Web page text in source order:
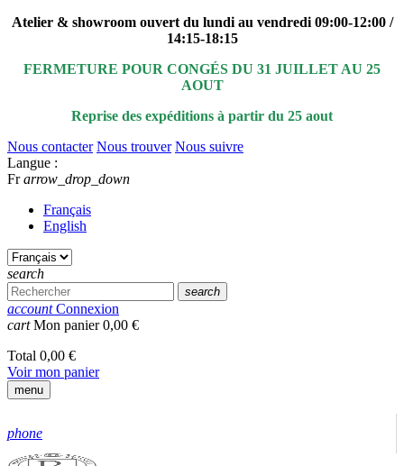
Atelier & showroom ouvert du lundi au vendredi 09:00-12:00 /
14:15-18:15
FERMETURE POUR CONGÉS DU 31 JUILLET AU 25
AOUT
Reprise des expéditions à partir du 25 aout
Nous contacter Nous trouver Nous suivre
Langue :
Fr arrow_drop_down
Français
English
search
search
account Connexion
cart Mon panier0,00 €
Total 0,00 €
Voir mon panier
menu
phone